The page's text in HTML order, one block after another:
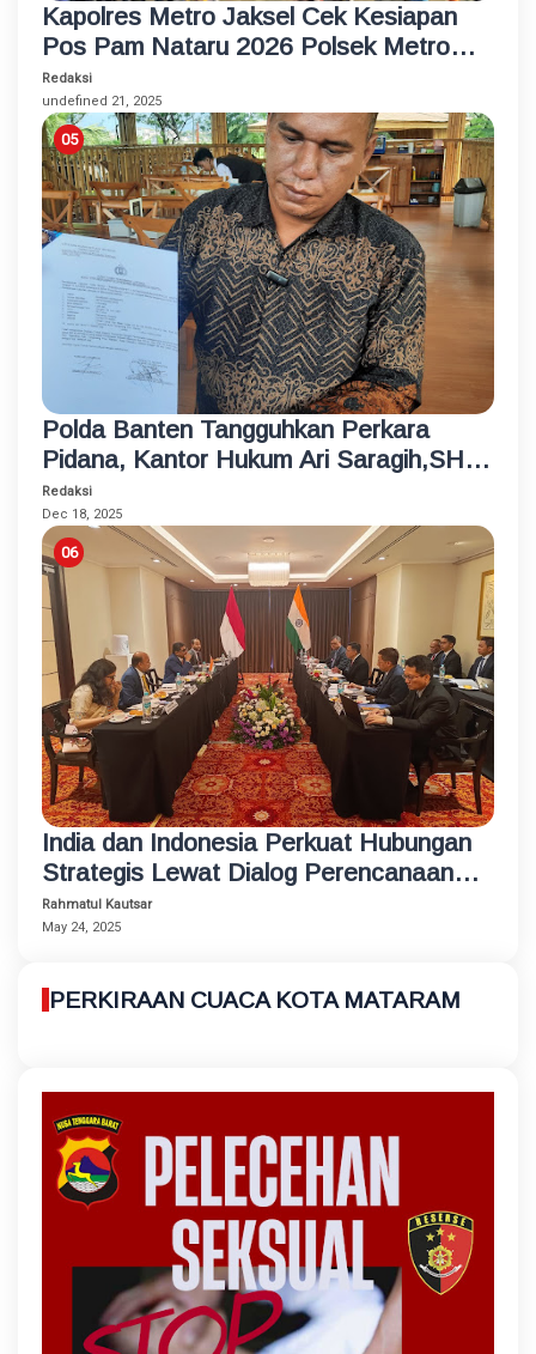
Kapolres Metro Jaksel Cek Kesiapan
Pos Pam Nataru 2026 Polsek Metro
Kebayoran Baru
Redaksi
undefined 21, 2025
Polda Banten Tangguhkan Perkara
Pidana, Kantor Hukum Ari Saragih,SH
Lapor Propam Mabes Polri
Redaksi
Dec 18, 2025
India dan Indonesia Perkuat Hubungan
Strategis Lewat Dialog Perencanaan
Kebijakan di Jakarta
Rahmatul Kautsar
May 24, 2025
PERKIRAAN CUACA KOTA MATARAM